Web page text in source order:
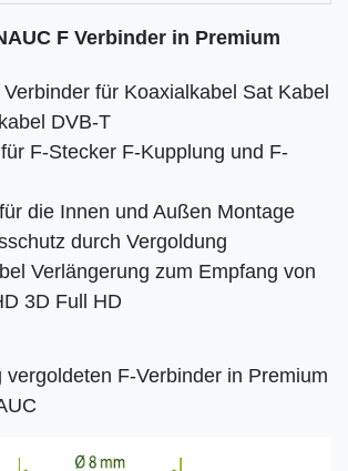
F Verbinder in Premium
für Koaxialkabel Sat Kabel
DVB-T
F-Stecker F-Kupplung und F-
die Innen und Außen Montage
durch Vergoldung
Verlängerung zum Empfang von
3D Full HD
vergoldeten F-Verbinder in Premium